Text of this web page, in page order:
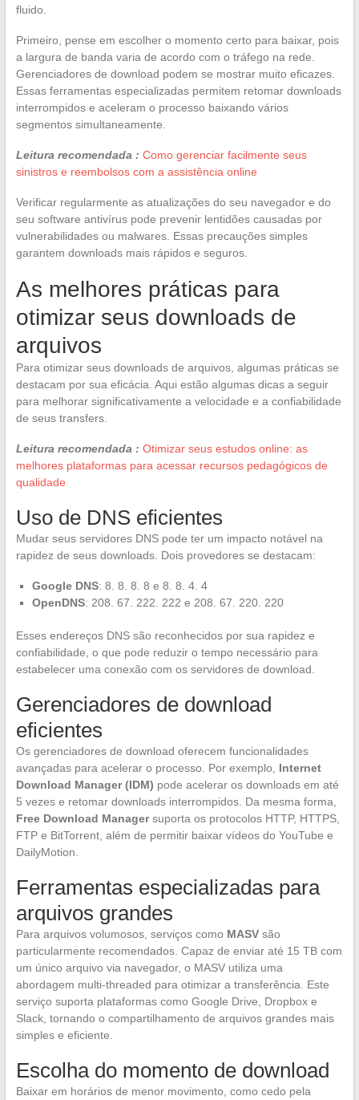
fluido.
Primeiro, pense em escolher o momento certo para baixar, pois
a largura de banda varia de acordo com o tráfego na rede.
Gerenciadores de download podem se mostrar muito eficazes.
Essas ferramentas especializadas permitem retomar downloads
interrompidos e aceleram o processo baixando vários
segmentos simultaneamente.
Leitura recomendada : Como gerenciar facilmente seus
sinistros e reembolsos com a assistência online
Verificar regularmente as atualizações do seu navegador e do
seu software antivírus pode prevenir lentidões causadas por
vulnerabilidades ou malwares. Essas precauções simples
garantem downloads mais rápidos e seguros.
As melhores práticas para
otimizar seus downloads de
arquivos
Para otimizar seus downloads de arquivos, algumas práticas se
destacam por sua eficácia. Aqui estão algumas dicas a seguir
para melhorar significativamente a velocidade e a confiabilidade
de seus transfers.
Leitura recomendada : Otimizar seus estudos online: as
melhores plataformas para acessar recursos pedagógicos de
qualidade
Uso de DNS eficientes
Mudar seus servidores DNS pode ter um impacto notável na
rapidez de seus downloads. Dois provedores se destacam:
Google DNS: 8. 8. 8. 8 e 8. 8. 4. 4
OpenDNS: 208. 67. 222. 222 e 208. 67. 220. 220
Esses endereços DNS são reconhecidos por sua rapidez e
confiabilidade, o que pode reduzir o tempo necessário para
estabelecer uma conexão com os servidores de download.
Gerenciadores de download
eficientes
Os gerenciadores de download oferecem funcionalidades
avançadas para acelerar o processo. Por exemplo, Internet
Download Manager (IDM) pode acelerar os downloads em até
5 vezes e retomar downloads interrompidos. Da mesma forma,
Free Download Managersuporta os protocolos HTTP, HTTPS,
FTP e BitTorrent, além de permitir baixar vídeos do YouTube e
DailyMotion.
Ferramentas especializadas para
arquivos grandes
Para arquivos volumosos, serviços como MASVsão
particularmente recomendados. Capaz de enviar até 15 TB com
um único arquivo via navegador, o MASV utiliza uma
abordagem multi-threaded para otimizar a transferência. Este
serviço suporta plataformas como Google Drive, Dropbox e
Slack, tornando o compartilhamento de arquivos grandes mais
simples e eficiente.
Escolha do momento de download
Baixar em horários de menor movimento, como cedo pela